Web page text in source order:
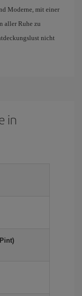
Moderne, mit einer
aller Ruhe zu
nicht
in